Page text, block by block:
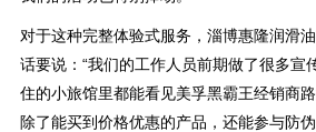
对于这种完整体验式服务，淄博惠隆润滑
话要说：“我们的工作人员前期做了很多宣
住的小旅馆里都能看见美孚黑霸王经销商
除了能买到价格优惠的产品，还能参与防